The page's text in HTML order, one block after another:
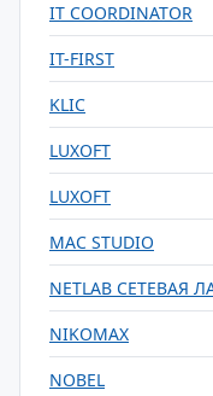
IT COORDINATOR
IT-FIRST
KLIC
LUXOFT
LUXOFT
MAC STUDIO
NETLAB СЕТЕВАЯ
NIKOMAX
NOBEL